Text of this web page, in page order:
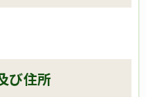
び住所